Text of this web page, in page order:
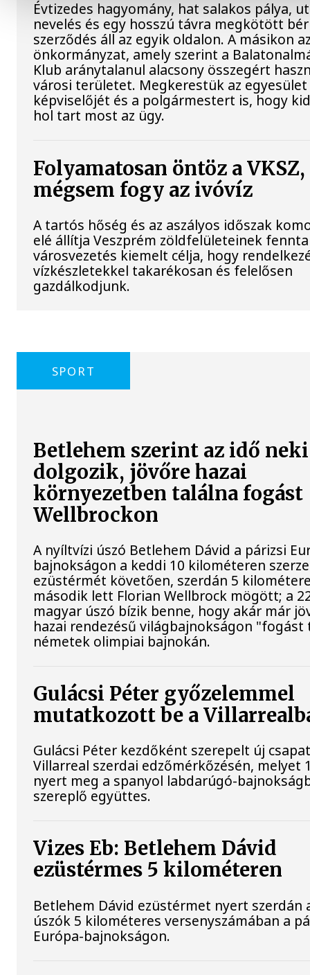
Évtizedes hagyomány, hat salakos pálya,
nevelés és egy hosszú távra megkötött
szerződés áll az egyik oldalon. A másikon
önkormányzat, amely szerint a
Klub aránytalanul alacsony összegért
városi területet. Megkerestük az
képviselőjét és a polgármestert is, hogy
hol tart most az ügy.
Folyamatosan öntöz a VKSZ,
mégsem fogy az ivóvíz
A tartós hőség és az aszályos időszak
elé állítja Veszprém zöldfelületeinek
városvezetés kiemelt célja, hogy
vízkészletekkel takarékosan és felelősen
gazdálkodjunk.
SPORT
Betlehem szerint az idő neki
dolgozik, jövőre hazai
környezetben találna fogást
Wellbrockon
A nyíltvízi úszó Betlehem Dávid a párizsi
bajnokságon a keddi 10 kilométeren
ezüstérmét követően, szerdán 5
második lett Florian Wellbrock mögött; a
magyar úszó bízik benne, hogy akár már
hazai rendezésű világbajnokságon "fogást
németek olimpiai bajnokán.
Gulácsi Péter győzelemmel
mutatkozott be a
Gulácsi Péter kezdőként szerepelt új
Villarreal szerdai edzőmérkőzésén, melyet
nyert meg a spanyol labdarúgó-
szereplő együttes.
Vizes Eb: Betlehem Dávid
ezüstérmes 5 kilométeren
Betlehem Dávid ezüstérmet nyert szerdán
úszók 5 kilométeres versenyszámában a
Európa-bajnokságon.